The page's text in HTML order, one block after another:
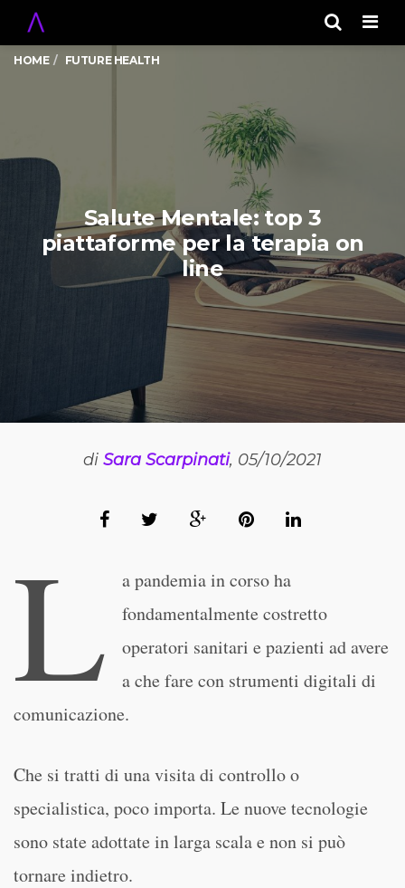
HOME FUTURE HEALTH
Salute Mentale: top 3
piattaforme per la terapia on
line
di Sara Scarpinati, 05/10/2021
L
a pandemia in corso ha
fondamentalmente costretto
operatori sanitari e pazienti ad avere
a che fare con strumenti digitali di
comunicazione.
Che si tratti di una visita di controllo o
specialistica, poco importa. Le nuove tecnologie
sono state adottate in larga scala e non si può
tornare indietro.